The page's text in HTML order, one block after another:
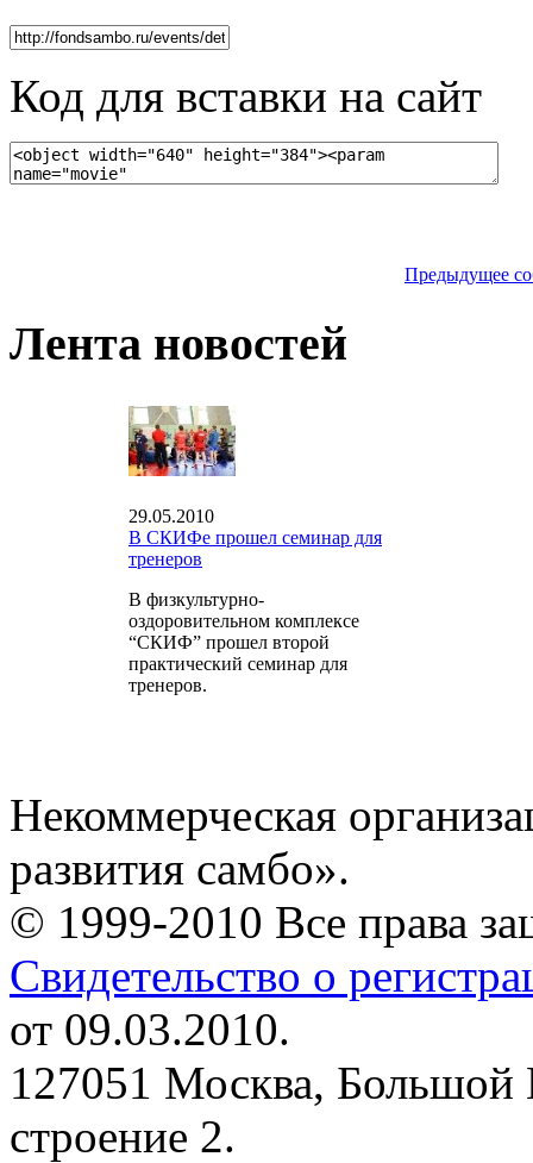
Код для вставки на сайт
Предыдущее
Лента новостей
29.05.2010
В СКИФе прошел семинар для
тренеров
В физкультурно-
оздоровительном комплексе
“СКИФ” прошел второй
практический семинар для
тренеров.
Некоммерческая
развития самбо».
© 1999-2010 Все права
Свидетельство о
от 09.03.2010.
127051 Москва, Большой
строение 2.